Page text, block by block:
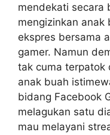
mendekati secara
mengizinkan anak
ekspres bersama
gamer. Namun
tak cuma terpatok
anak buah
bidang Facebook
melagukan satu
mau melayani